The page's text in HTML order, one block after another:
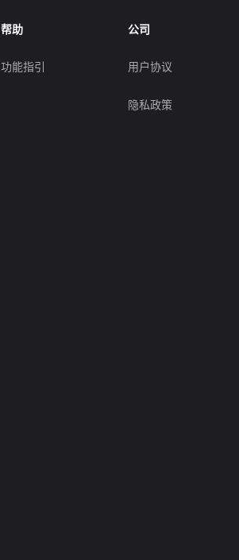
帮助
功能指引
公司
用户协议
隐私政策